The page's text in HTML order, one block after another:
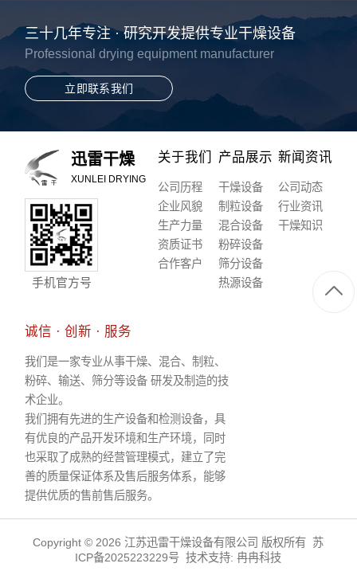
三十几年专注 · 研究开发提供专业干燥设备
Professional drying equipment manufacturer
立即联系我们
迅雷干燥
XUNLEI DRYING
手机官方号
关于我们
公司历程
企业风貌
生产力量
资质证书
合作客户
产品展示
干燥设备
制粒设备
混合设备
粉碎设备
筛分设备
热源设备
新闻资讯
公司动态
行业资讯
干燥知识
诚信 · 创新 · 服务
我们是一家专业从事干燥、混合、制粒、
粉碎、输送、筛分等设备 研发及制造的技
术企业。
我们拥有先进的生产设备和检测设备，具
有优良的产品开发环境和生产环境，同时
也采取了成熟的经营管理模式，建立了完
善的质量保证体系及售后服务体系，能够
提供优质的售前售后服务。
Copyright © 2026 江苏迅雷干燥设备有限公司 版权所有 苏
ICP备2025223229号 技术支持:冉冉科技